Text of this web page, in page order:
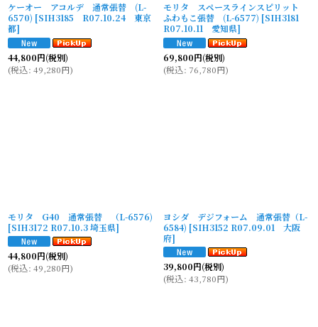
ケーオー アコルデ 通常張替 (L-
6570) [SIH3185 R07.10.24 東京
都]
44,800円(税別)
(税込: 49,280円)
モリタ スペースラインスピリット
ふわもこ張替 (L-6577) [SIH3181
R07.10.11 愛知県]
69,800円(税別)
(税込: 76,780円)
モリタ G40 通常張替 （L-6576)
[SIH3172 R07.10.3 埼玉県]
44,800円(税別)
(税込: 49,280円)
ヨシダ デジフォーム 通常張替（L-
6584) [SIH3152 R07.09.01 大阪
府]
39,800円(税別)
(税込: 43,780円)